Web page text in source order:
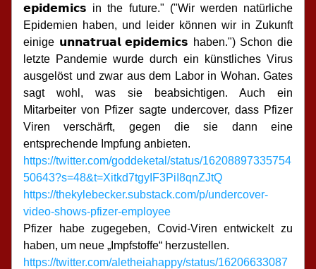
𝗲𝗽𝗶𝗱𝗲𝗺𝗶𝗰𝘀 in the future." ("Wir werden natürliche
Epidemien haben, und leider können wir in Zukunft
einige 𝘂𝗻𝗻𝗮𝘁𝗿𝘂𝗮𝗹 𝗲𝗽𝗶𝗱𝗲𝗺𝗶𝗰𝘀 haben.") Schon die
letzte Pandemie wurde durch ein künstliches Virus
ausgelöst und zwar aus dem Labor in Wohan. Gates
sagt wohl, was sie beabsichtigen. Auch ein
Mitarbeiter von Pfizer sagte undercover, dass Pfizer
Viren verschärft, gegen die sie dann eine
entsprechende Impfung anbieten.
https://twitter.com/goddeketal/status/16208897335754
50643?s=48&t=Xitkd7tgyIF3PiI8qnZJtQ
https://thekylebecker.substack.com/p/undercover-
video-shows-pfizer-employee
Pfizer habe zugegeben, Covid-Viren entwickelt zu
haben, um neue „Impfstoffe“ herzustellen.
https://twitter.com/aletheiahappy/status/16206633087